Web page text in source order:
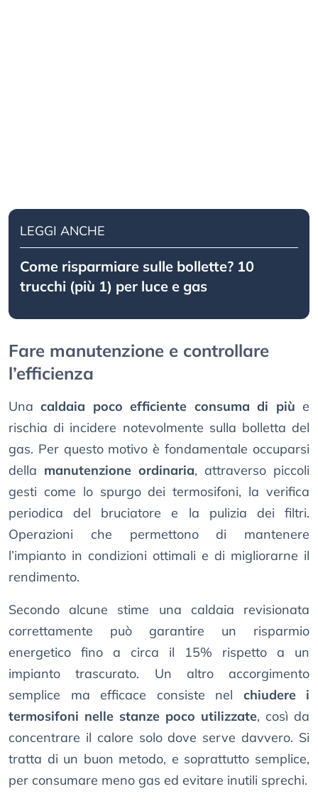
LEGGI ANCHE
Come risparmiare sulle bollette? 10
trucchi (più 1) per luce e gas
Fare manutenzione e controllare
l’efficienza
Unacaldaia poco efficiente consuma di più e
rischia di incidere notevolmente sulla bolletta del
gas. Per questo motivo è fondamentale occuparsi
della manutenzione ordinaria, attraverso piccoli
gesti come lo spurgo dei termosifoni, la verifica
periodica del bruciatore e la pulizia dei filtri.
Operazioni che permettono di mantenere
l’impianto in condizioni ottimali e di migliorarne il
rendimento.
Secondo alcune stime una caldaia revisionata
correttamente può garantire un risparmio
energetico fino a circa il 15% rispetto a un
impianto trascurato. Un altro accorgimento
semplice ma efficace consiste nel chiudere i
termosifoni nelle stanze poco utilizzate, così da
concentrare il calore solo dove serve davvero. Si
tratta di un buon metodo, e soprattutto semplice,
per consumare meno gas ed evitare inutili sprechi.